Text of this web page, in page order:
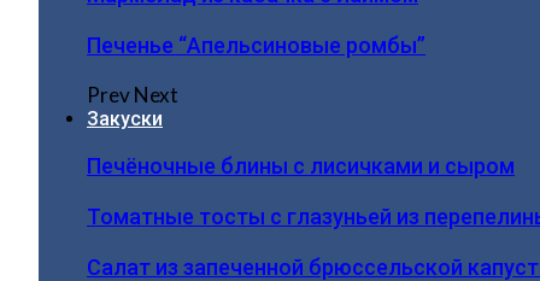
Печенье “Апельсиновые ромбы”
PrevNext
Закуски
Печёночные блины с лисичками и сыром
Томатные тосты с глазуньей из
Салат из запеченной брюссельской